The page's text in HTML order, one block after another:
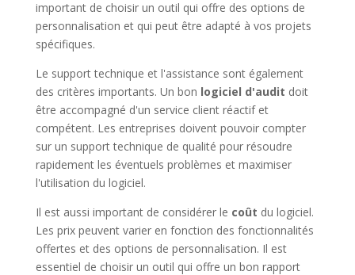
important de choisir un outil qui offre des options de
personnalisation et qui peut être adapté à vos projets
spécifiques.
Le support technique et l'assistance sont également
des critères importants. Un bon logiciel d'audit doit
être accompagné d'un service client réactif et
compétent. Les entreprises doivent pouvoir compter
sur un support technique de qualité pour résoudre
rapidement les éventuels problèmes et maximiser
l'utilisation du logiciel.
Il est aussi important de considérer le coût du logiciel.
Les prix peuvent varier en fonction des fonctionnalités
offertes et des options de personnalisation. Il est
essentiel de choisir un outil qui offre un bon rapport